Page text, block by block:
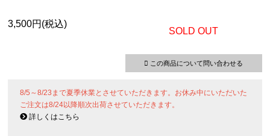
3,500円(税込)
SOLD OUT
この商品について問い合わせる
8/5～8/23まで夏季休業とさせていただきます。お休み中にいただいた
ご注文は8/24以降順次出荷させていただきます。
詳しくはこちら